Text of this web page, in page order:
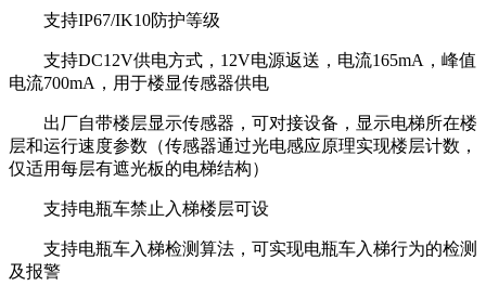
支持IP67/IK10防护等级
支持DC12V供电方式，12V电源返送，电流165mA，峰值
电流700mA，用于楼显传感器供电
出厂自带楼层显示传感器，可对接设备，显示电梯所在楼
层和运行速度参数（传感器通过光电感应原理实现楼层计数，
仅适用每层有遮光板的电梯结构）
支持电瓶车禁止入梯楼层可设
支持电瓶车入梯检测算法，可实现电瓶车入梯行为的检测
及报警